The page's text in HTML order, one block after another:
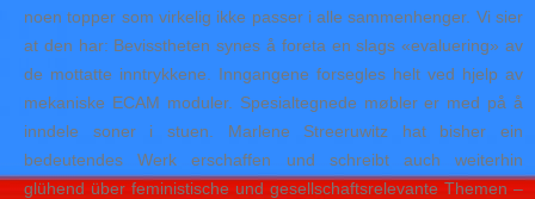
noen topper som virkelig ikke passer i alle sammenhenger. Vi sier
at den har: Bevisstheten synes å foreta en slags «evaluering» av
de mottatte inntrykkene. Inngangene forsegles helt ved hjelp av
mekaniske ECAM moduler. Spesialtegnede møbler er med på å
inndele soner i stuen. Marlene Streeruwitz hat bisher ein
bedeutendes Werk erschaffen und schreibt auch weiterhin
glühend über feministische und gesellschaftsrelevante Themen –